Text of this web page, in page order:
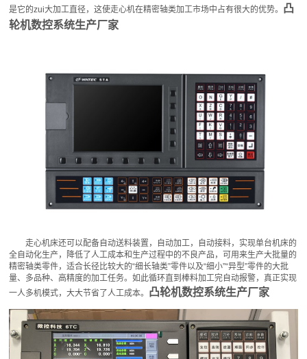
是它的zui大加工直径，这使走心机在精密轴类加工市场中占有很大的优势。 凸
轮机数控系统生产厂家
走心机床还可以配备自动送料装置，自动加工，自动接料，实现单台机床的
全自动化生产，降低了人工成本和生产过程中的不良产品，可用来生产大批量的
精密轴类零件，适合长径比较大的“细长轴类”零件以及“细小”“异型”零件的大批
量、多品种、高精度的加工任务。如此循环直到棒料加工完自动报警，真正实现
一人多机模式，大大节省了人工成本。 凸轮机数控系统生产厂家